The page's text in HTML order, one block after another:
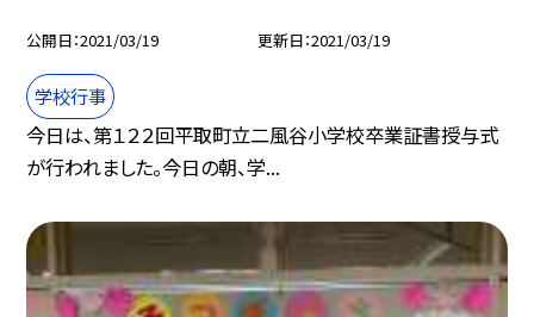
公開日 2021/03/19 更新日 2021/03/19
学校行事
今日は、第１２２回平取町立二風谷小学校卒業証書授与式
が行われました。今日の朝、学...